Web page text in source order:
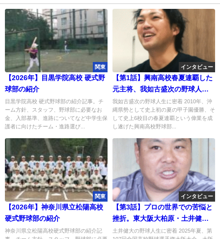
関東
【2026年】目黒学院高校 硬式野
球部の紹介
目黒学院高校 硬式野球部の紹介記事。チ
ーム方針、スタッフ、野球部に必要なお
金、入部基準、進路についてなど中学生保
護者に向けたチーム・進路選び...
インタビュー
【第1話】興南高校春夏連覇した
元主将、我如古盛次の野球人生
｜「ただ勝つだけじゃない」高
校野球の原点
我如古盛次の野球人生に密着 2010年、沖
縄県勢として史上初の夏の甲子園優勝、そ
して史上6校目の春夏連覇という偉業を成
し遂げた興南高校野球部...
関東
【2026年】神奈川県立松陽高校
硬式野球部の紹介
神奈川県立松陽高校硬式野球部の紹介記
インタビュー
【第3話】プロの世界での苦悩と
挫折。東大阪大柏原・土井健大
監督の野球人生、転換期
土井健大の野球人生に密着 2025年夏、第